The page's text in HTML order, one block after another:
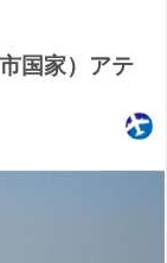
国家）アテ